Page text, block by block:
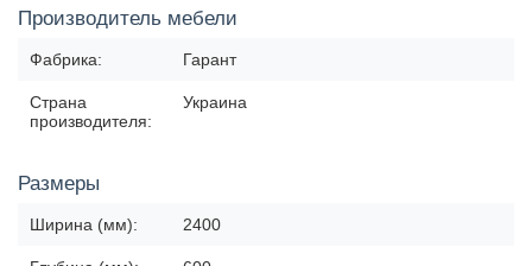
Производитель мебели
Фабрика: Гарант
Страна
производителя:
Украина
Размеры
Ширина (мм): 2400